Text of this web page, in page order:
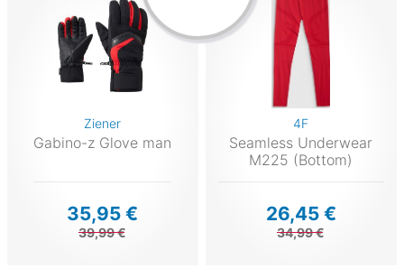
Ziener
Gabino-z Glove man
35,95 €
39,99 €
4F
Seamless Underwear
M225 (Bottom)
26,45 €
34,99 €